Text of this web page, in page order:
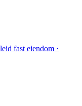
fast eiendom ·